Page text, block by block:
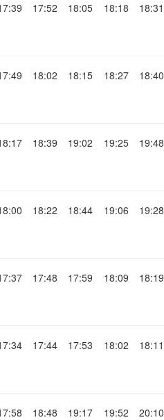
17:52 18:05 18:18 18:31
18:02 18:15 18:27 18:40
18:39 19:02 19:25 19:48
18:22 18:44 19:06 19:28
17:48 17:59 18:09 18:19
17:44 17:53 18:02 18:11
18:48 19:17 19:52 20:10